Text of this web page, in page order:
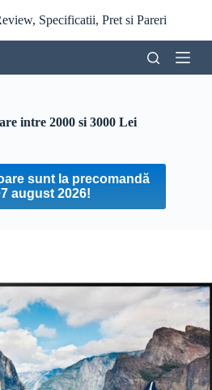
Specificatii, Pret si Pareri
intre 2000 si 3000 Lei
sunt la precomandă
august 2026!